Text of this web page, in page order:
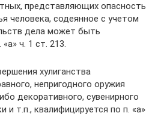
представляющих опасность
человека, содеянное с учетом
дела может быть
ч. 1 ст. 213.
хулиганства
непригодного оружия
декоративного, сувенирного
и т.п., квалифицируется по п. «а»